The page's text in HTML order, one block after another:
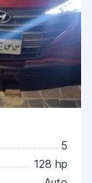
5
128 hp